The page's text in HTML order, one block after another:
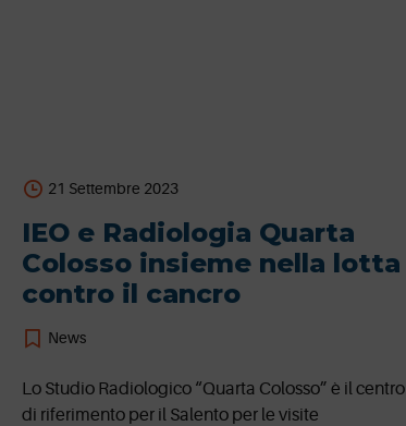
21 Settembre 2023
IEO e Radiologia Quarta
Colosso insieme nella lotta
contro il cancro
News
Lo Studio Radiologico “Quarta Colosso” è il centro
di riferimento per il Salento per le visite